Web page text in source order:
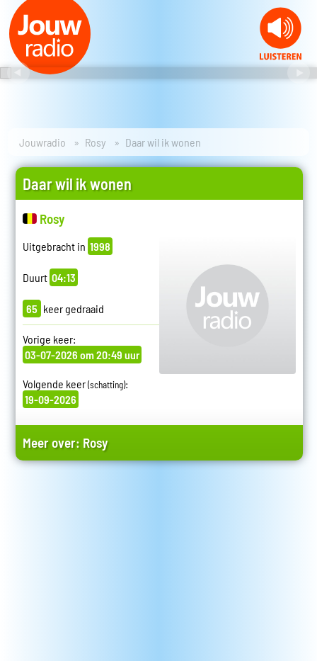
Jouwradio Rosy Daar wil ik wonen
Daar wil ik wonen
Rosy
Uitgebracht in 1998
Duurt 04:13
65 keer gedraaid
Vorige keer:
03-07-2026 om 20:49 uur
Volgende keer(schatting):
19-09-2026
Meer over: Rosy